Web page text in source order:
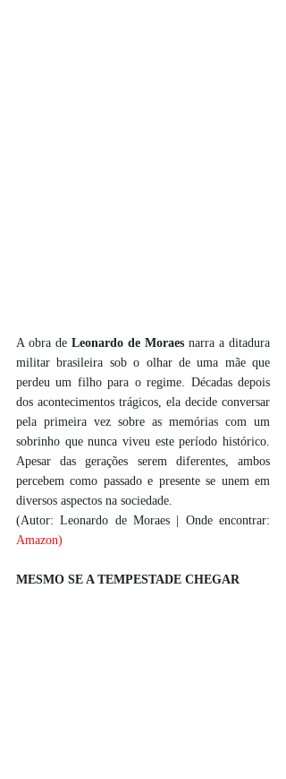
A obra de Leonardo de Moraes narra a ditadura
militar brasileira sob o olhar de uma mãe que
perdeu um filho para o regime. Décadas depois
dos acontecimentos trágicos, ela decide conversar
pela primeira vez sobre as memórias com um
sobrinho que nunca viveu este período histórico.
Apesar das gerações serem diferentes, ambos
percebem como passado e presente se unem em
diversos aspectos na sociedade.
(Autor: Leonardo de Moraes | Onde encontrar:
Amazon)
MESMO SE A TEMPESTADE CHEGAR